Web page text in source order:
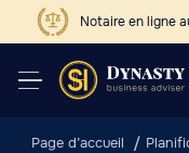
Notaire en ligne
Page d’accueil